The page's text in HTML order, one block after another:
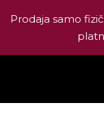
Prodaja samo